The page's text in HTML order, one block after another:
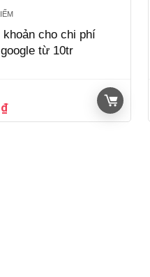
khoản cho chi phí
từ 10tr
₫Giá
hiện